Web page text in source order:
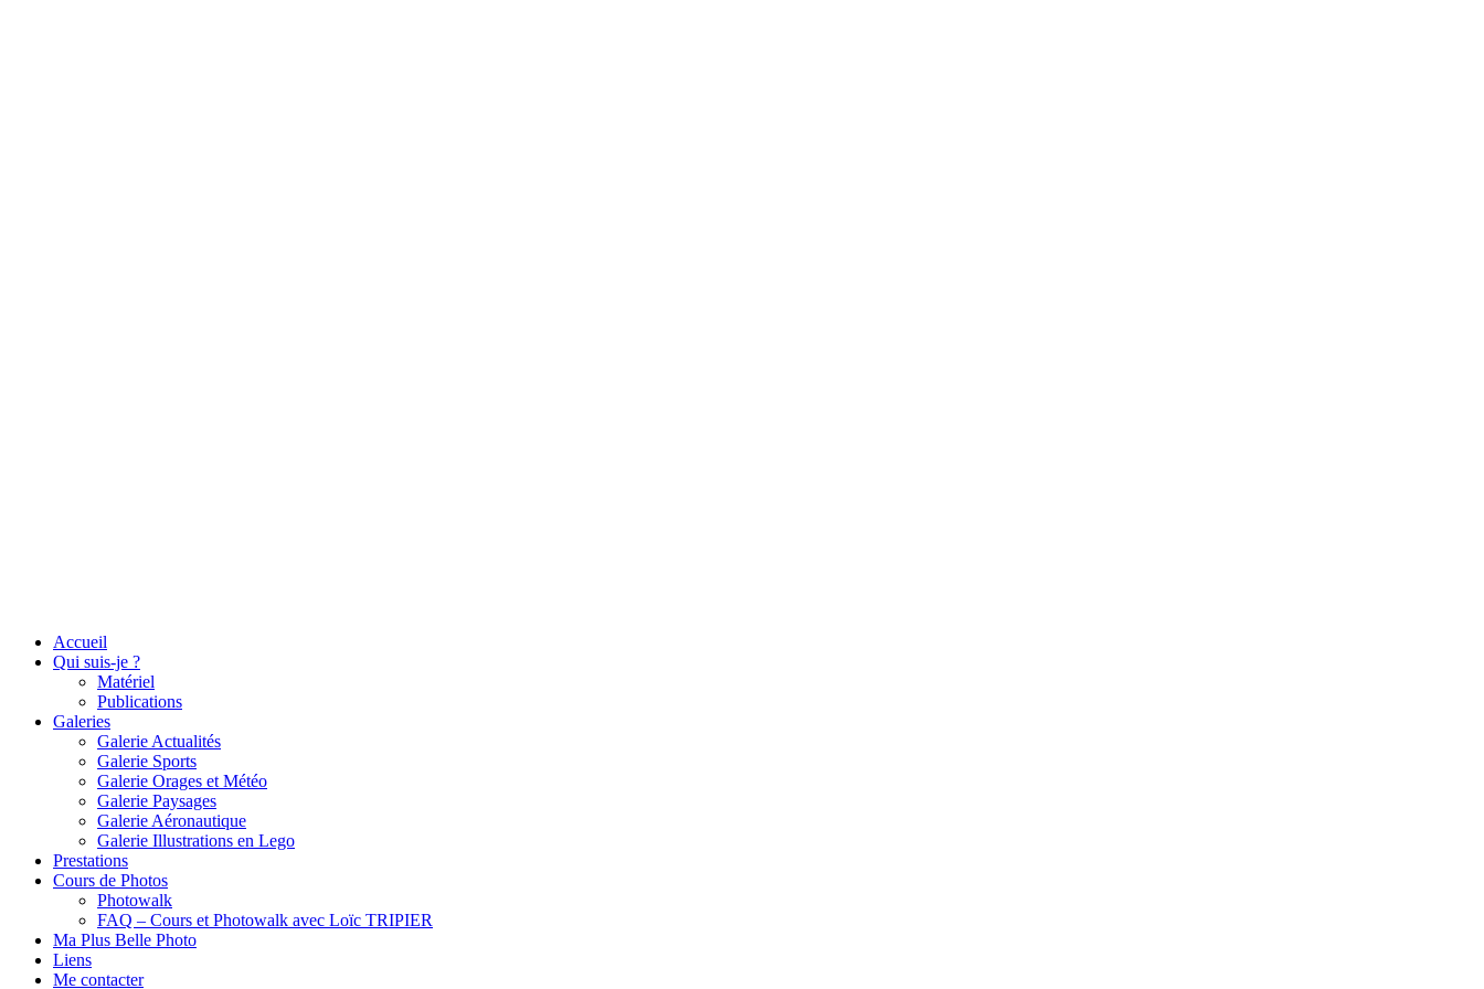
Accueil
Qui suis-je ?
Matériel
Publications
Galeries
Galerie Actualités
Galerie Sports
Galerie Orages et Météo
Galerie Paysages
Galerie Aéronautique
Galerie Illustrations en Lego
Prestations
Cours de Photos
Photowalk
FAQ – Cours et Photowalk avec Loïc TRIPIER
Ma Plus Belle Photo
Liens
Me contacter